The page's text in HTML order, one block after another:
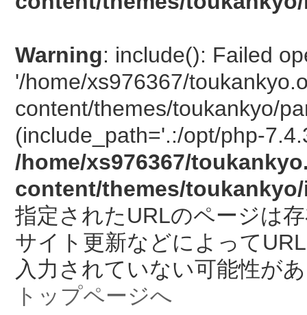
Warning: include(): Failed
'/home/xs976367/
content/themes/toukankyo/
(include_path='.:/opt/php-
/home/xs976367/
content/themes/
指定されたURLのページは
サイト更新などによって
入力されていない可能性が
トップページへ